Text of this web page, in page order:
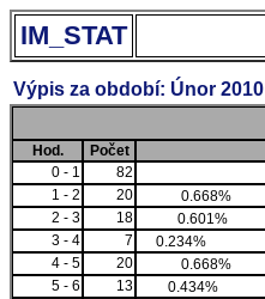
IM_STAT
Výpis za období: Únor 2010
Hod.
Počet
0 - 1
82
1 - 2
20
0.668%
2 - 3
18
0.601%
3 - 4
7
0.234%
4 - 5
20
0.668%
5 - 6
13
0.434%